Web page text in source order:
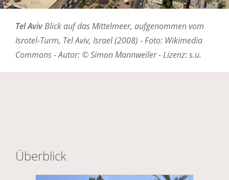
Tel AvivBlick auf das Mittelmeer, aufgenommen vom
Isrotel-Turm, Tel Aviv, Israel (2008) - Foto: Wikimedia
Commons - Autor: © Simon Mannweiler - Lizenz: s.u.
Überblick